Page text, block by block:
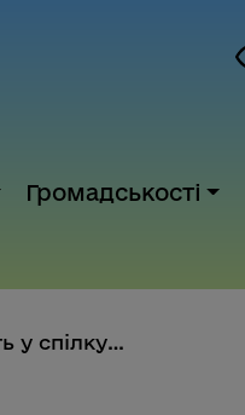
Громадськості
Безбар’єрність у спілкуванні: ...